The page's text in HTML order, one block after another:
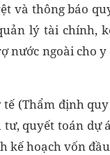
và thông báo
lý tài chính,
nước ngoài cho
(Thẩm định
quyết toán dự
kế hoạch vốn